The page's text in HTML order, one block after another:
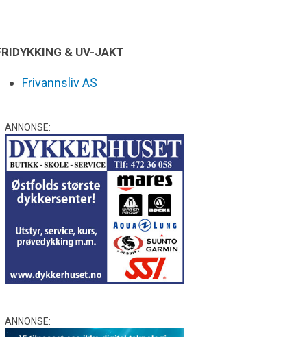
& UV-JAKT
Frivannsliv AS
ANNONSE:
ANNONSE: